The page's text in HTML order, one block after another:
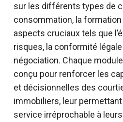
sur les différents types de
consommation, la
aspects cruciaux tels que
risques, la conformité
négociation. Chaque
conçu pour renforcer les
et décisionnelles des
immobiliers, leur permettant
service irréprochable à